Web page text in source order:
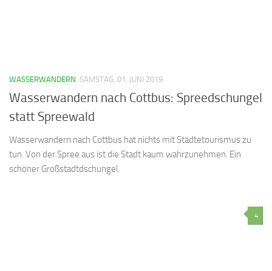
WASSERWANDERN SAMSTAG, 01. JUNI 2019
Wasserwandern nach Cottbus: Spreedschungel
statt Spreewald
Wasserwandern nach Cottbus hat nichts mit Städtetourismus zu
tun. Von der Spree aus ist die Stadt kaum wahrzunehmen. Ein
schöner Großstadtdschungel.
4